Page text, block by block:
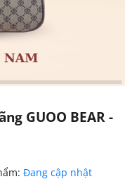
GUOO BEAR -
Đang cập nhật